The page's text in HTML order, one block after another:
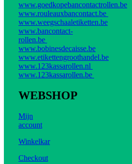
www.goedkopebancontactrollen.be
www.rouleauxbancontact.be
www.weegschaaletiketten.be
www.bancontact-
rollen.be
www.bobinesdecaisse.be
www.etikettengroothandel.be
www.123kassarollen.nl
www.123kassarollen.be
WEBSHOP
Mijn
account
Winkelkar
Checkout